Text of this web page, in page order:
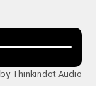
Thinkindot Audio